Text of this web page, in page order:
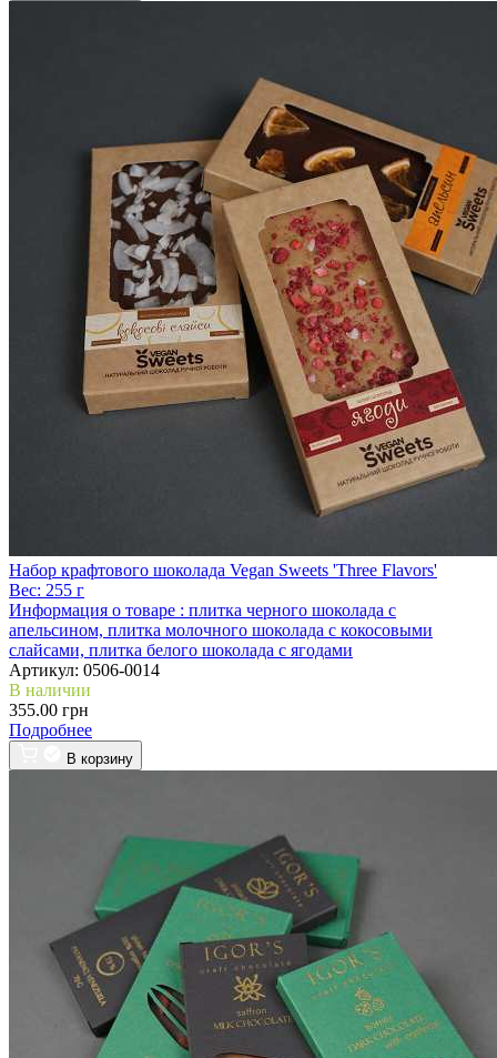
Набор крафтового шоколада Vegan Sweets 'Three Flavors'
Вес: 255 г
Информация о товаре : плитка черного шоколада с
апельсином, плитка молочного шоколада с кокосовыми
слайсами, плитка белого шоколада с ягодами
Артикул: 0506-0014
В наличии
355.00 грн
Подробнее
В корзину